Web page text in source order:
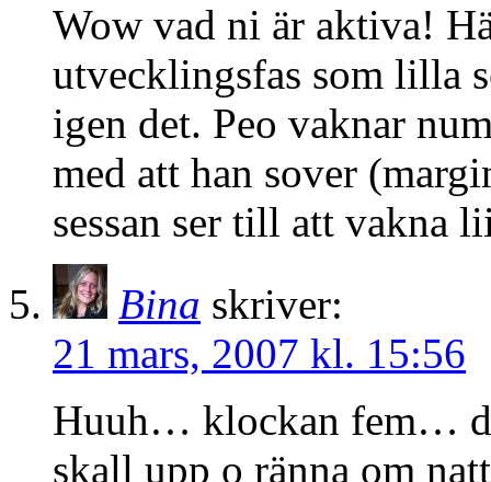
Wow vad ni är aktiva!
utvecklingsfas som lilla
igen det. Peo vaknar
med att han sover
sessan ser till att vakna
Bina skriver:
21 mars, 2007 kl. 15:56
Huuh… klockan fem…
skall upp o ränna om